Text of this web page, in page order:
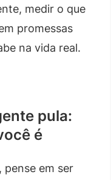
medir o que
promessas
na vida real.
pula:
é
pense em ser